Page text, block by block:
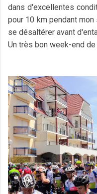
dans d'excellentes
pour 10 km pendant
se désaltérer avant
Un très bon week-end